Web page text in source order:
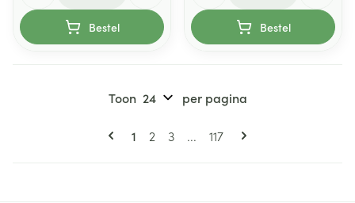
Bestel Bestel
Pagina's
U lees momenteel pagina
1 Pagina
2 Pagina
3 ... Pagina
117
Toon per pagina